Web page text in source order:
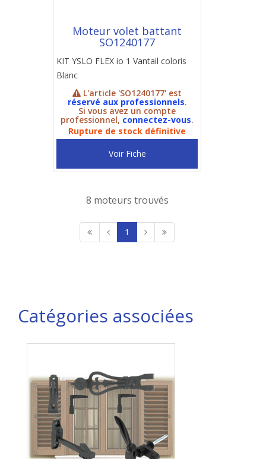
Moteur volet battant
SO1240177
KIT YSLO FLEX io 1 Vantail coloris
Blanc
L'article 'SO1240177' est
réservé aux professionnels.
Si vous avez un compte
professionnel, connectez-vous.
Rupture de stock définitive
Voir Fiche
8 moteurs trouvés
1
Catégories associées